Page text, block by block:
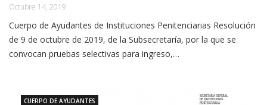
Octubre 14, 2019
Cuerpo de Ayudantes de Instituciones Penitenciarias Resolución
de 9 de octubre de 2019, de la Subsecretaría, por la que se
convocan pruebas selectivas para ingreso,…
CUERPO DE AYUDANTES